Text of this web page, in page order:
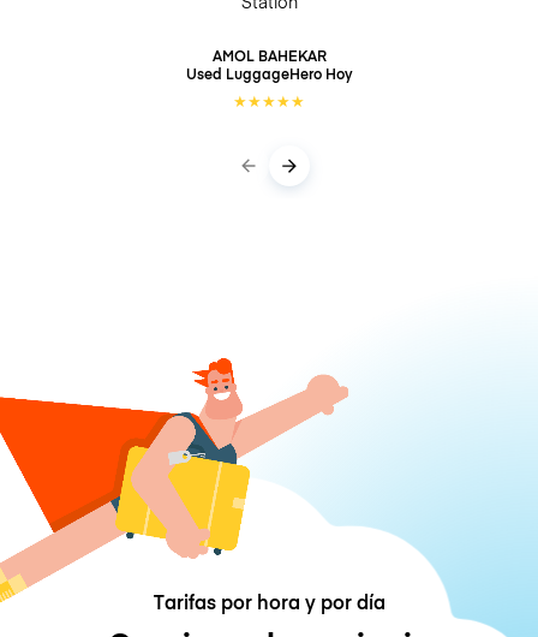
AMOL BAHEKAR
Used LuggageHero Hoy
★★★★★
Tarifas por hora y por día